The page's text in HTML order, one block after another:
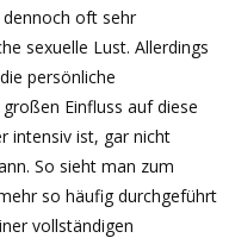
dennoch oft sehr
sexuelle Lust. Allerdings
persönliche
Einfluss auf diese
intensiv ist, gar nicht
So sieht man zum
so häufig durchgeführt
vollständigen